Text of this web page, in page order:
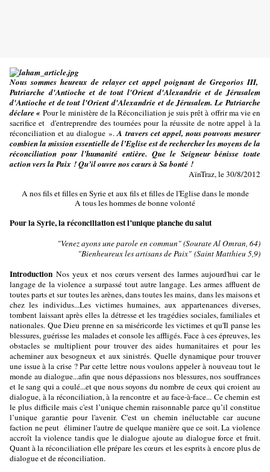
Nous sommes heureux de relayer cet appel poignant de Gregorios III,
Patriarche d'Antioche et de tout l'Orient d'Alexandrie et de Jérusalem
d'Antioche et de tout l'Orient d'Alexandrie et de Jérusalem. Le Patriarche
déclare «Pour le ministère de la Réconciliation je suis prêt à offrir ma vie en
sacrifice et d'entreprendre des tournées pour la réussite de notre appel à la
réconciliation et au dialogue ».A travers cet appel, nous pouvons mesurer
combien la mission essentielle de l’Eglise est de rechercher les moyens de la
réconciliation pour l’humanité entière. Que le Seigneur bénisse toute
action vers la Paix ! Qu’il ouvre nos cœurs à Sa bonté !
AïnTraz, le 30/8/2012
A nos fils et filles en Syrie et aux fils et filles de l'Eglise dans le monde
A tous les hommes de bonne volonté
Pour la Syrie, la réconciliation est l’unique planche du salut
"Venez ayons une parole en commun" (Sourate Al Omran, 64)
"Bienheureux les artisans de Paix" (Saint Matthieu 5,9)
Introduction Nos yeux et nos cœurs versent des larmes aujourd'hui car le
langage de la violence a surpassé tout autre langage. Les armes affluent de
toutes parts et sur toutes les arènes, dans toutes les mains, dans les maisons et
chez les individus...Les victimes humaines, aux appartenances diverses,
tombent laissant après elles la détresse et les tragédies sociales, familiales et
nationales. Que Dieu prenne en sa miséricorde les victimes et qu'Il panse les
blessures, guérisse les malades et console les affligés. Face à ces épreuves, les
obstacles se multiplient pour trouver des aides humanitaires et pour les
acheminer aux besogneux et aux sinistrés. Quelle dynamique pour trouver
une issue à la crise ? Par cette lettre nous voulons appeler à nouveau tout le
monde au dialogue...afin que nous dépassions nos blessures, nos souffrances
et le sang qui a coulé...et que nous soyons du nombre de ceux qui croient au
dialogue, à la réconciliation, à la rencontre et au face-à-face... Ce chemin est
le plus difficile mais c'est l’unique chemin raisonnable parce qu’il constitue
l’unique garantie pour l'avenir. C'est un chemin inéluctable car aucune
faction ne peut éliminer l'autre de quelque manière que ce soit. La violence
accroît la violence tandis que le dialogue ajoute au dialogue force et fruit.
Quant à la réconciliation elle prépare les cœurs et les esprits à encore plus de
dialogue et de réconciliation.